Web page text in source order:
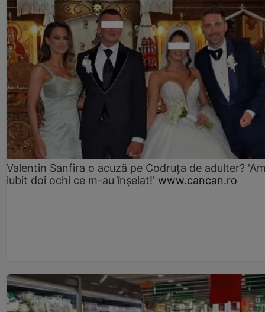
Valentin Sanfira o acuză pe Codruța de adulter?
iubit doi ochi ce m-au înșelat!' www.cancan.ro